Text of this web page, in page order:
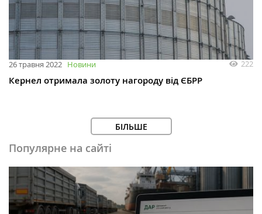
26 травня 2022 Новини 222
Кернел отримала золоту нагороду від ЄБРР
БІЛЬШЕ
Популярне на сайті